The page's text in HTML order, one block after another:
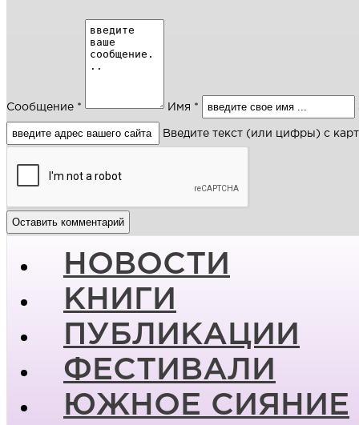
Сообщение * Имя *
Введите текст (или цифры) с
НОВОСТИ
КНИГИ
ПУБЛИКАЦИИ
ФЕСТИВАЛИ
ЮЖНОЕ СИЯНИЕ